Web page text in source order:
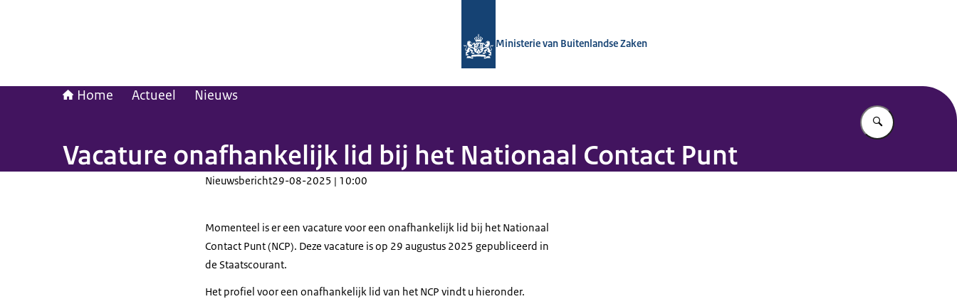
Ministerie van Buitenlandse Zaken
Home Actueel Nieuws
Vul in wat u
Vacature onafhankelijk lid bij het Nationaal Contact Punt
Nieuwsbericht29-08-2025 | 10:00
Momenteel is er een vacature voor een onafhankelijk lid bij het Nationaal
Contact Punt (NCP). Deze vacature is op 29 augustus 2025 gepubliceerd in
de Staatscourant.
Het profiel voor een onafhankelijk lid van het NCP vindt u hieronder.